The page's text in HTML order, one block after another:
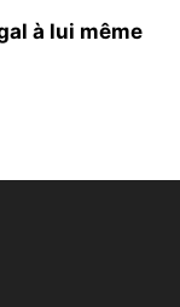
à lui même